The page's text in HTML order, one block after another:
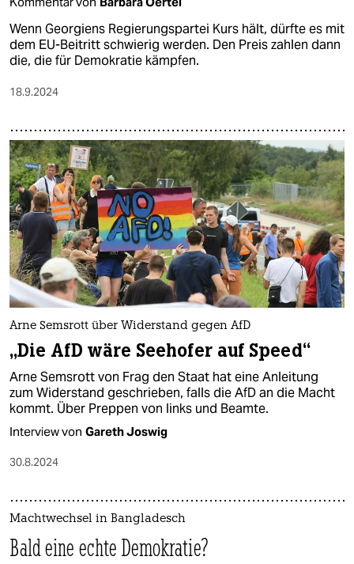
Wenn Georgiens Regierungspartei Kurs hält, dürfte es mit
dem EU-Beitritt schwierig werden. Den Preis zahlen dann
die, die für Demokratie kämpfen.
18.9.2024
Arne Semsrott über Widerstand gegen AfD
„Die AfD wäre Seehofer auf Speed“
Arne Semsrott von Frag den Staat hat eine Anleitung
zum Widerstand geschrieben, falls die AfD an die Macht
kommt. Über Preppen von links und Beamte.
Interview von Gareth Joswig
30.8.2024
Machtwechsel in Bangladesch
Bald eine echte Demokratie?